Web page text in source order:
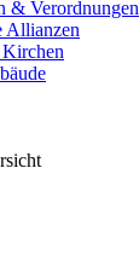
& Verordnungen
Allianzen